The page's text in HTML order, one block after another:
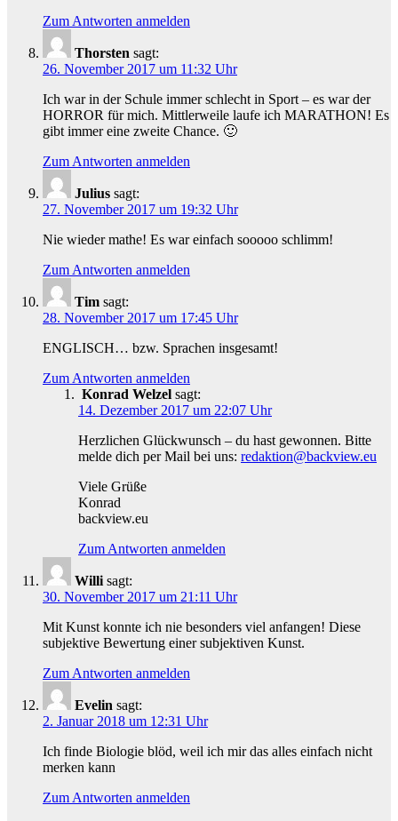
Zum Antworten anmelden
Thorsten sagt:
26. November 2017 um 11:32 Uhr
Ich war in der Schule immer schlecht in Sport – es war der
HORROR für mich. Mittlerweile laufe ich MARATHON! Es
gibt immer eine zweite Chance. 🙂
Zum Antworten anmelden
Julius sagt:
27. November 2017 um 19:32 Uhr
Nie wieder mathe! Es war einfach sooooo schlimm!
Zum Antworten anmelden
Tim sagt:
28. November 2017 um 17:45 Uhr
ENGLISCH… bzw. Sprachen insgesamt!
Zum Antworten anmelden
Konrad Welzel sagt:
14. Dezember 2017 um 22:07 Uhr
Herzlichen Glückwunsch – du hast gewonnen. Bitte
melde dich per Mail bei uns: redaktion@backview.eu
Viele Grüße
Konrad
backview.eu
Zum Antworten anmelden
Willi sagt:
30. November 2017 um 21:11 Uhr
Mit Kunst konnte ich nie besonders viel anfangen! Diese
subjektive Bewertung einer subjektiven Kunst.
Zum Antworten anmelden
Evelin sagt:
2. Januar 2018 um 12:31 Uhr
Ich finde Biologie blöd, weil ich mir das alles einfach nicht
merken kann
Zum Antworten anmelden